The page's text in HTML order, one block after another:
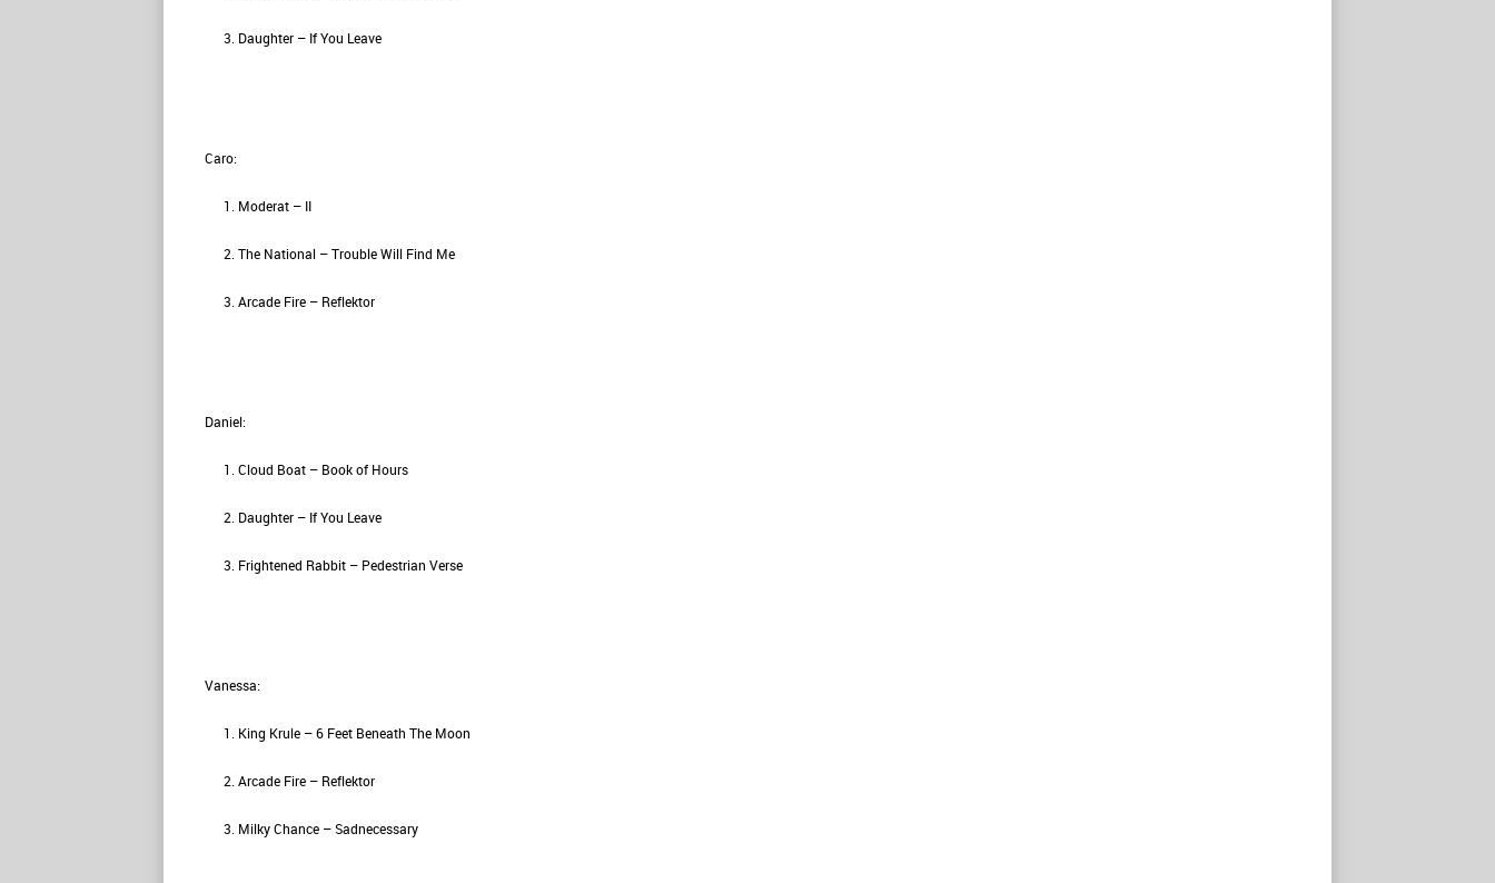
Daughter – If You Leave
Caro:
Moderat – II
The National – Trouble Will Find Me
Arcade Fire – Reflektor
Daniel:
Cloud Boat – Book of Hours
Daughter – If You Leave
Frightened Rabbit – Pedestrian Verse
Vanessa:
King Krule – 6 Feet Beneath The Moon
Arcade Fire – Reflektor
Milky Chance – Sadnecessary